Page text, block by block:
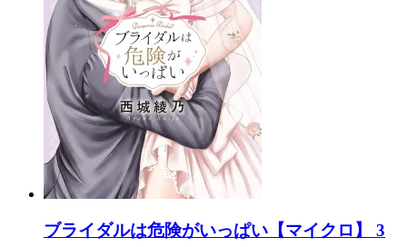
ブライダルは危険がいっぱい【マイクロ】 3